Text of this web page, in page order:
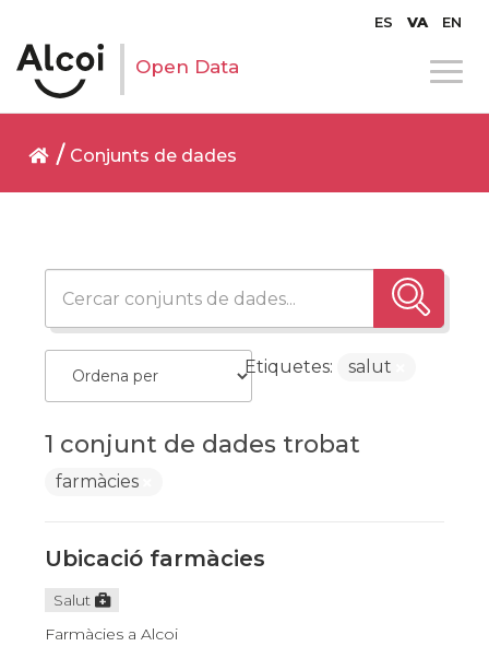
ES VA EN
Open Data
Conjunts de dades
1 conjunt de dades trobat
Etiquetes: salut
farmàcies
Ubicació farmàcies
Salut
Farmàcies a Alcoi